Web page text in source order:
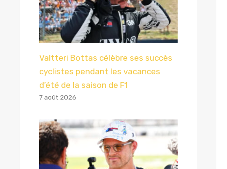
Valtteri Bottas célèbre ses succès
cyclistes pendant les vacances
d’été de la saison de F1
7 août 2026